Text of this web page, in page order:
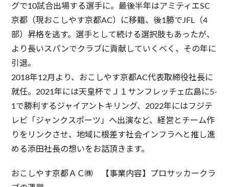
グで10試合出場する選手に。最後半年はアミティエSC
京都（現おこしやす京都AC）に移籍、後1勝でJFL（4
部）昇格を逃す。選手として続ける選択肢もあったが、
より長いスパンでクラブに貢献していくべく、その年に
引退。
2018年12月より、おこしやす京都AC代表取締役社長に
就任。2021年には天皇杯でＪ１サンフレッチェ広島に5-
1で勝利するジャイアントキリング、2022年にはフジテ
レビ「ジャンクスポーツ」へ出演など、経営とチーム作
りをリンクさせ、地域に根差す社会インフラへと推し進
める添田社長の想いをお話頂きます。
おこしやす京都ＡＣ㈱ 【事業内容】プロサッカークラ